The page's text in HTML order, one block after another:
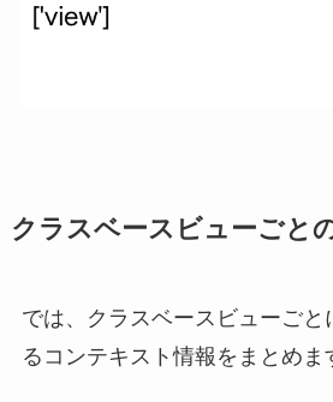
クラスベースビューごと
では、クラスベースビューごと
るコンテキスト情報をまとめま